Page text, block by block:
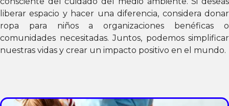
liberar espacio y hacer una diferencia, considera donar
ropa para niños a organizaciones benéficas o
comunidades necesitadas. Juntos, podemos simplificar
nuestras vidas y crear un impacto positivo en el mundo.